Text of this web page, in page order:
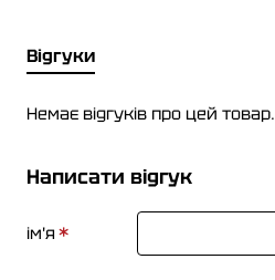
Відгуки
Немає відгуків про цей товар.
Написати відгук
ім'я